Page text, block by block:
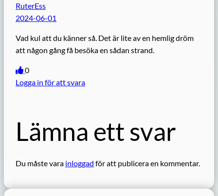
RuterEss
2024-06-01
Vad kul att du känner så. Det är lite av en hemlig dröm
att någon gång få besöka en sådan strand.
0
Logga in för att svara
Lämna ett svar
Du måste vara inloggad för att publicera en kommentar.